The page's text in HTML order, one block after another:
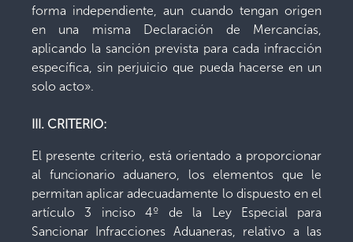
forma independiente, aun cuando tengan origen
en una misma Declaración de Mercancías,
aplicando la sanción prevista para cada infracción
específica, sin perjuicio que pueda hacerse en un
solo acto».
III. CRITERIO:
El presente criterio, está orientado a proporcionar
al funcionario aduanero, los elementos que le
permitan aplicar adecuadamente lo dispuesto en el
artículo 3 inciso 4º de la Ley Especial para
Sancionar Infracciones Aduaneras, relativo a las